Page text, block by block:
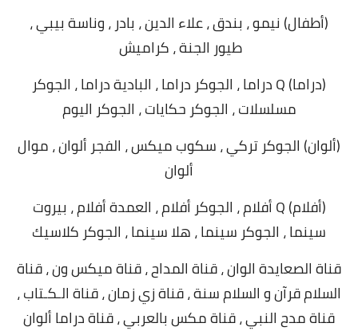
(أطفال) نيمو ، بندق ، علاء الدين ، بادر ، وناسة بيبي ،
طيور الجنة ، كراميش
(دراما) Q دراما ، الجوكر دراما ، البادية دراما ، الجوكر
مسلسلات ، الجوكر حكايات ، الجوكر اليوم
(ألوان) الجوكر تركي ، سكوب ميكس ، الفجر ألوان ، موال
ألوان
(أفلام) Q أفلام ، الجوكر أفلام ، العمدة أفلام ، بيروت
سينما ، الجوكر سينما ، هلا سينما ، الجوكر كلاسيك
قناة الصعايدة الوان ، قناة المداح ، قناة ميكس ون ، قناة
السلام قرآن و السلام سنة ، قناة زي زمان ، قناة الـكـتاب ،
قناة مدح النبي ، قناة مكس بالعربي ، قناة دراما ألوان